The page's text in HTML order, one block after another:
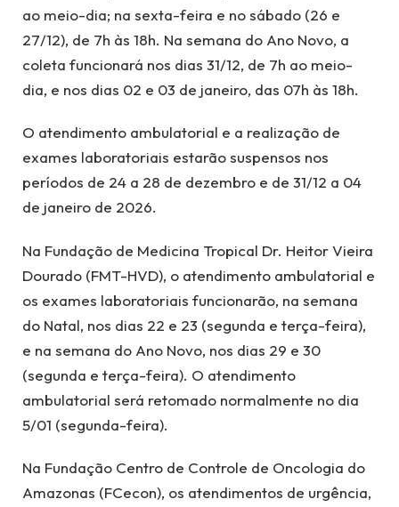
ao meio-dia; na sexta-feira e no sábado (26 e
27/12), de 7h às 18h. Na semana do Ano Novo, a
coleta funcionará nos dias 31/12, de 7h ao meio-
dia, e nos dias 02 e 03 de janeiro, das 07h às 18h.
O atendimento ambulatorial e a realização de
exames laboratoriais estarão suspensos nos
períodos de 24 a 28 de dezembro e de 31/12 a 04
de janeiro de 2026.
Na Fundação de Medicina Tropical Dr. Heitor Vieira
Dourado (FMT-HVD), o atendimento ambulatorial e
os exames laboratoriais funcionarão, na semana
do Natal, nos dias 22 e 23 (segunda e terça-feira),
e na semana do Ano Novo, nos dias 29 e 30
(segunda e terça-feira). O atendimento
ambulatorial será retomado normalmente no dia
5/01 (segunda-feira).
Na Fundação Centro de Controle de Oncologia do
Amazonas (FCecon), os atendimentos de urgência,